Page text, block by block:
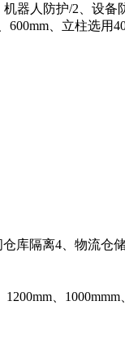
器人防护/2、设备
600mm、立柱选
库隔离4、物流仓
、1000mmm